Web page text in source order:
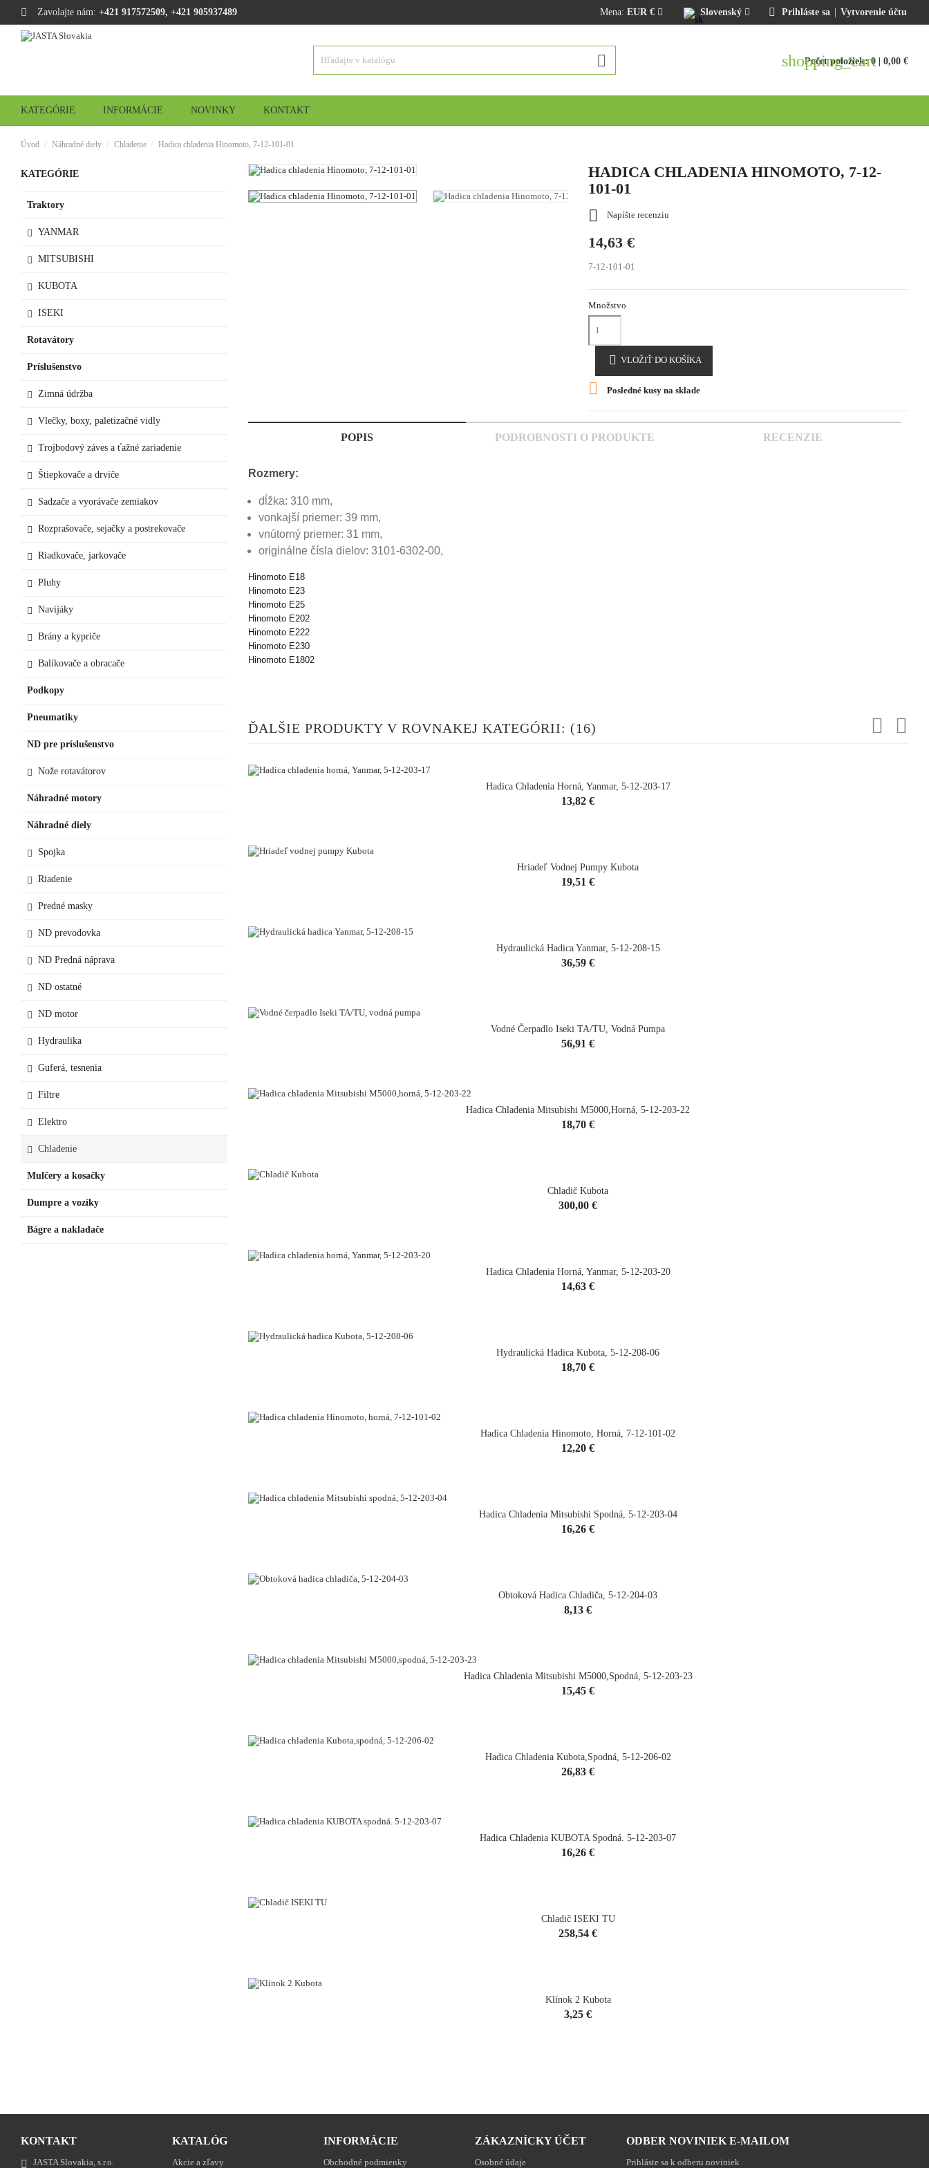
Zavolajte nám: +421 917572509, +421 905937489 Prihláste sa Vytvorenie účtu
Slovenský
Mena: EUR €
 shopping_cart
Počet položiek: 0| 0,00 €
KATEGÓRIE INFORMÁCIE NOVINKY KONTAKT
Úvod Náhradné diely Chladenie Hadica chladenia Hinomoto, 7-12-101-01
KATEGÓRIE
Traktory
YANMAR
MITSUBISHI
KUBOTA
ISEKI
Rotavátory
Príslušenstvo
Zimná údržba
Vlečky, boxy, paletizačné vidly
Trojbodový záves a ťažné zariadenie
Štiepkovače a drviče
Sadzače a vyorávače zemiakov
Rozprašovače, sejačky a postrekovače
Riadkovače, jarkovače
Pluhy
Navijáky
Brány a kypriče
Balíkovače a obracače
Podkopy
Pneumatiky
ND pre príslušenstvo
Nože rotavátorov
Náhradné motory
Náhradné diely
Spojka
Riadenie
Predné masky
ND prevodovka
ND Predná náprava
ND ostatné
ND motor
Hydraulika
Guferá, tesnenia
Filtre
Elektro
Chladenie
Mulčery a kosačky
Dumpre a vozíky
Bágre a nakladače
HADICA CHLADENIA HINOMOTO, 7-12-
101-01
 Napíšte recenziu
14,63 €
7-12-101-01
Množstvo
 VLOŽIŤ DO KOŠÍKA
 Posledné kusy na sklade
POPIS PODROBNOSTI O PRODUKTE RECENZIE
Rozmery:
dĺžka: 310 mm,
vonkajší priemer: 39 mm,
vnútorný priemer: 31 mm,
originálne čísla dielov: 3101-6302-00,
Hinomoto E18
Hinomoto E23
Hinomoto E25
Hinomoto E202
Hinomoto E222
Hinomoto E230
Hinomoto E1802
ĎALŠIE PRODUKTY V ROVNAKEJ KATEGÓRII: (16)
Hadica Chladenia Horná, Yanmar, 5-12-203-17
Cena
13,82 €
Hriadeľ Vodnej Pumpy Kubota
Cena
19,51 €
Hydraulická Hadica Yanmar, 5-12-208-15
Cena
36,59 €
Vodné Čerpadlo Iseki TA/TU, Vodná Pumpa
Cena
56,91 €
Hadica Chladenia Mitsubishi M5000,horná, 5-12-203-22
Cena
18,70 €
Chladič Kubota
Cena
300,00 €
Hadica Chladenia Horná, Yanmar, 5-12-203-20
Cena
14,63 €
Hydraulická Hadica Kubota, 5-12-208-06
Cena
18,70 €
Hadica Chladenia Hinomoto, Horná, 7-12-101-02
Cena
12,20 €
Hadica Chladenia Mitsubishi Spodná, 5-12-203-04
Cena
16,26 €
Obtoková Hadica Chladiča, 5-12-204-03
Cena
8,13 €
Hadica Chladenia Mitsubishi M5000,spodná, 5-12-203-23
Cena
15,45 €
Hadica Chladenia Kubota,spodná, 5-12-206-02
Cena
26,83 €
Hadica Chladenia KUBOTA Spodná. 5-12-203-07
Cena
16,26 €
Chladič ISEKI TU
Cena
258,54 €
Klínok 2 Kubota
Cena
3,25 €
KONTAKT
JASTA Slovakia, s.r.o.
KATALÓG
Akcie a zľavy
INFORMÁCIE
Obchodné podmienky
ZÁKAZNÍCKY ÚČET
Osobné údaje
ODBER NOVINIEK E-MAILOM
Prihláste sa k odberu noviniek